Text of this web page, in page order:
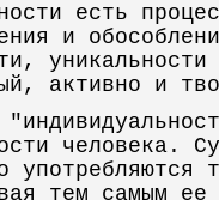
есть
и
активно и
человека.
тем самым ее